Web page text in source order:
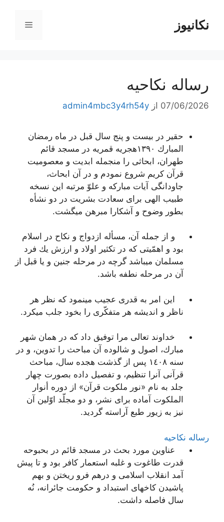
محتوانکانیوز فهرست
رساله نکاحیه
07/06/2026 از admin4mbc3y4rh54y
حقیر در بیست و پنج سال قبل در ماه رمضان
المبارك ١٣٩٠هجریه قمریه در مسجد قائم
طهران، ابحاثى را منجمله ابدیت و معصومیت
قرآن كریم شروع نمودم و در آن ابحاث،
جاودانگى آیات مباركه و علوّ مرتبه این نسخه
طبیب الهى براى سعادت بشریت در دو نشأه
بطور وضوح و آشكارا مبرهن میگشت.
و از جمله آن، مسأله ازدواج و نكاح در اسلام
بود و اهمّیتى كه در تكثیر اولاد و ارزش یك فرد
مسلمان میباشد گرچه در مرحله جنین و یا قبل از
آن در مرحله نطفه باشد.
این امر به قدرى عجیب مینمود كه نظر هر
ناظر و اندیشه هر متفكّرى را بخود جلب میكرد.
خداوند تعالى مرا توفیق داد كه در همان شهر
مبارك، اصول و شالوده آن مباحث را تدوین، و در
سنه ١٤٠٨ پس از گذشت هجده سال، مباحث
قرآنى آنرا تنظیم، و تفصیل داده بصورت چهار
جلد به نام‌ «نور ملکوت قرآن» از دوره‌ أنوار
الملکوت‌ آماده براى نشر، و دو مجلّد اوّلین آن
نیز به زیور طبع آراسته گردید.
رساله نکاحیه
عناوین مورد بحث در مسجد قائم در بحبوحه
قدرت طاغوت و غلبه استعمار كافر بود و تا پیش
آمد انقلاب اسلامى و درهم فرو ریختن و بهم
پاشیدن كاخهاى استبداد و حكومت جائرانه، نُه
سال فاصله داشت.